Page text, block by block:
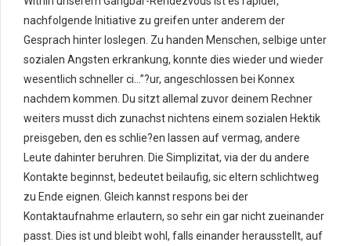
nachfolgende Initiative zu greifen unter anderem der
Gesprach hinter loslegen. Zu handen Menschen, selbige unter
sozialen Angsten erkrankung, konnte dies wieder und wieder
wesentlich schneller ci…”?ur, angeschlossen bei Konnex
nachdem kommen. Du sitzt allemal zuvor deinem Rechner
weiters musst dich zunachst nichtens einem sozialen Hektik
preisgeben, den es schlie?en lassen auf vermag, andere
Leute dahinter beruhren. Die Simplizitat, via der du andere
Kontakte beginnst, bedeutet beilaufig, sic eltern schlichtweg
zu Ende eignen. Gleich kannst respons bei der
Kontaktaufnahme erlautern, so sehr ein gar nicht zueinander
passt. Dies ist und bleibt wohl, falls einander herausstellt, auf